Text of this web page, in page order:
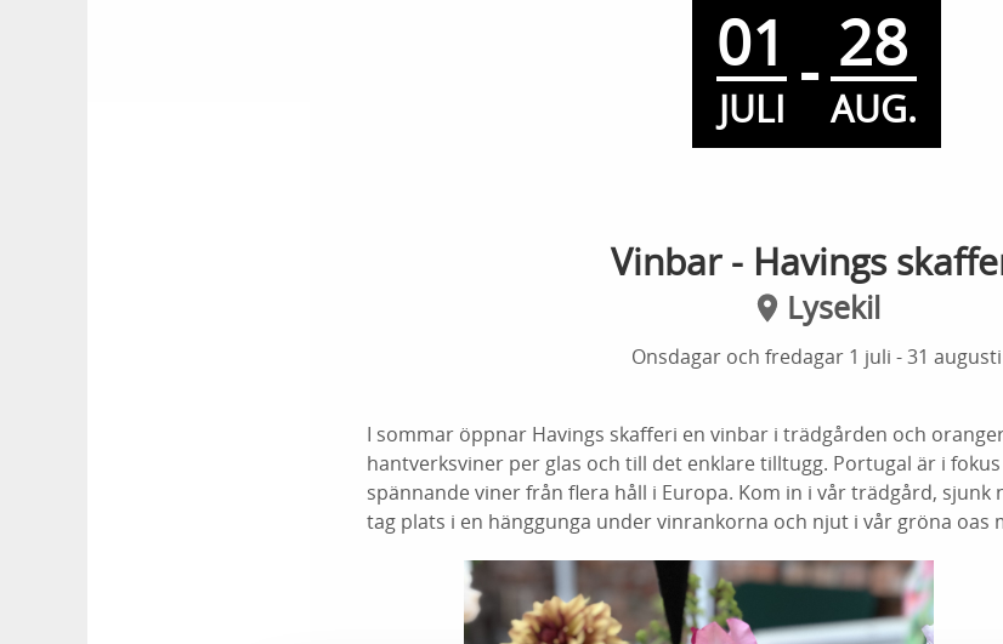
01
JULI - 28
AUG.
Vinbar - Havings
Lysekil
Onsdagar och fredagar 1 juli - 31 augusti
I sommar öppnar Havings skafferi en vinbar i trädgården och
hantverksviner per glas och till det enklare tilltugg. Portugal är i
spännande viner från flera håll i Europa. Kom in i vår trädgård,
tag plats i en hänggunga under vinrankorna och njut i vår gröna oas